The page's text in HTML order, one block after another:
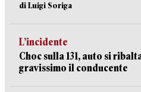
di Luigi Soriga
L’incidente
Choc sulla 131, auto si
gravissimo il conducente